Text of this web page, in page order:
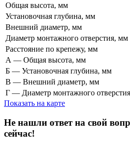
Общая высота, мм
Установочная глубина, мм
Внешний диаметр, мм
Диаметр монтажного отверстия, мм
Расстояние по крепежу, мм
А — Общая высота, мм
Б — Установочная глубина, мм
В — Внешний диаметр, мм
Г — Диаметр монтажного
Показать на карте
Не нашли ответ на свой
сейчас!